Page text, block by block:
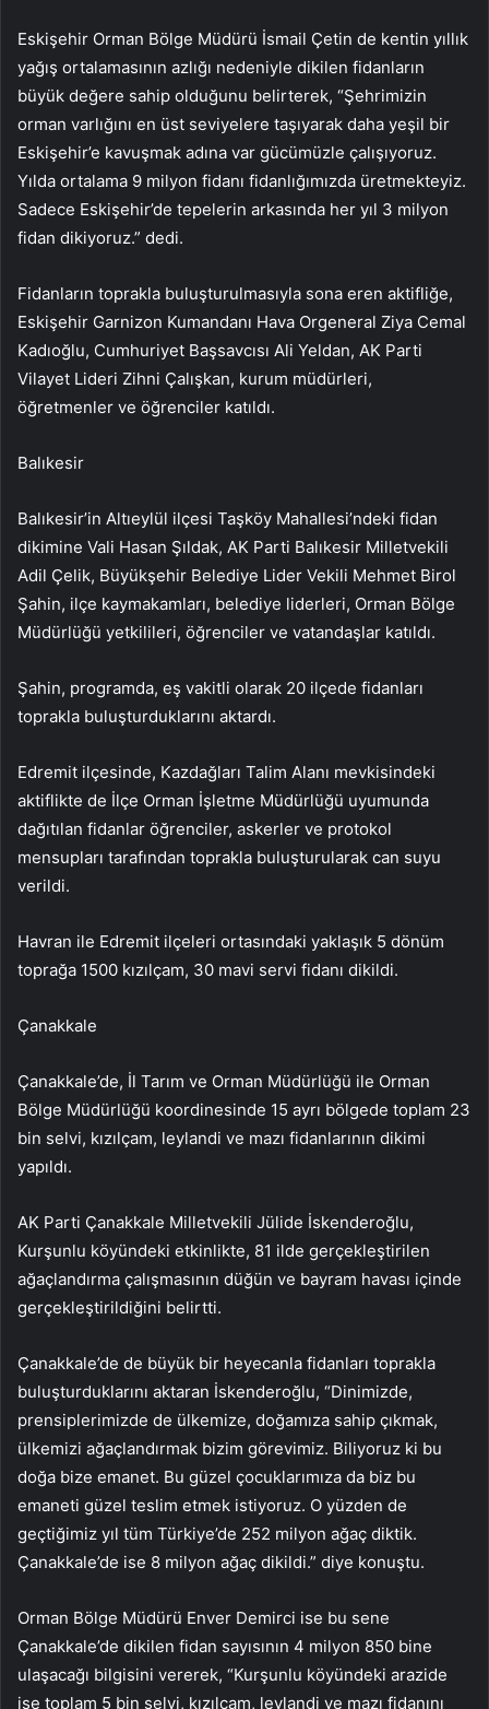
Eskişehir Orman Bölge Müdürü İsmail Çetin de kentin yıllık
yağış ortalamasının azlığı nedeniyle dikilen fidanların
büyük değere sahip olduğunu belirterek, “Şehrimizin
orman varlığını en üst seviyelere taşıyarak daha yeşil bir
Eskişehir’e kavuşmak adına var gücümüzle çalışıyoruz.
Yılda ortalama 9 milyon fidanı fidanlığımızda üretmekteyiz.
Sadece Eskişehir’de tepelerin arkasında her yıl 3 milyon
fidan dikiyoruz.” dedi.
Fidanların toprakla buluşturulmasıyla sona eren aktifliğe,
Eskişehir Garnizon Kumandanı Hava Orgeneral Ziya Cemal
Kadıoğlu, Cumhuriyet Başsavcısı Ali Yeldan, AK Parti
Vilayet Lideri Zihni Çalışkan, kurum müdürleri,
öğretmenler ve öğrenciler katıldı.
Balıkesir
Balıkesir’in Altıeylül ilçesi Taşköy Mahallesi’ndeki fidan
dikimine Vali Hasan Şıldak, AK Parti Balıkesir Milletvekili
Adil Çelik, Büyükşehir Belediye Lider Vekili Mehmet Birol
Şahin, ilçe kaymakamları, belediye liderleri, Orman Bölge
Müdürlüğü yetkilileri, öğrenciler ve vatandaşlar katıldı.
Şahin, programda, eş vakitli olarak 20 ilçede fidanları
toprakla buluşturduklarını aktardı.
Edremit ilçesinde, Kazdağları Talim Alanı mevkisindeki
aktiflikte de İlçe Orman İşletme Müdürlüğü uyumunda
dağıtılan fidanlar öğrenciler, askerler ve protokol
mensupları tarafından toprakla buluşturularak can suyu
verildi.
Havran ile Edremit ilçeleri ortasındaki yaklaşık 5 dönüm
toprağa 1500 kızılçam, 30 mavi servi fidanı dikildi.
Çanakkale
Çanakkale’de, İl Tarım ve Orman Müdürlüğü ile Orman
Bölge Müdürlüğü koordinesinde 15 ayrı bölgede toplam 23
bin selvi, kızılçam, leylandi ve mazı fidanlarının dikimi
yapıldı.
AK Parti Çanakkale Milletvekili Jülide İskenderoğlu,
Kurşunlu köyündeki etkinlikte, 81 ilde gerçekleştirilen
ağaçlandırma çalışmasının düğün ve bayram havası içinde
gerçekleştirildiğini belirtti.
Çanakkale’de de büyük bir heyecanla fidanları toprakla
buluşturduklarını aktaran İskenderoğlu, “Dinimizde,
prensiplerimizde de ülkemize, doğamıza sahip çıkmak,
ülkemizi ağaçlandırmak bizim görevimiz. Biliyoruz ki bu
doğa bize emanet. Bu güzel çocuklarımıza da biz bu
emaneti güzel teslim etmek istiyoruz. O yüzden de
geçtiğimiz yıl tüm Türkiye’de 252 milyon ağaç diktik.
Çanakkale’de ise 8 milyon ağaç dikildi.” diye konuştu.
Orman Bölge Müdürü Enver Demirci ise bu sene
Çanakkale’de dikilen fidan sayısının 4 milyon 850 bine
ulaşacağı bilgisini vererek, “Kurşunlu köyündeki arazide
ise toplam 5 bin selvi, kızılçam, leylandi ve mazı fidanını